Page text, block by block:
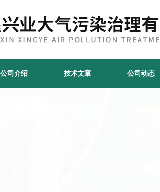
公司介绍 技术文章 公司动态